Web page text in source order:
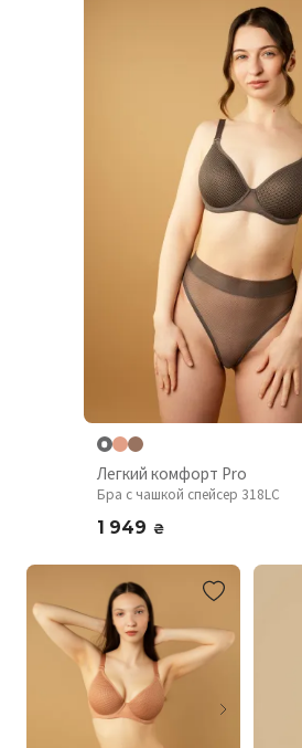
Легкий комфорт Pro
Бра с чашкой спейсер 318LC
1 949 ₴